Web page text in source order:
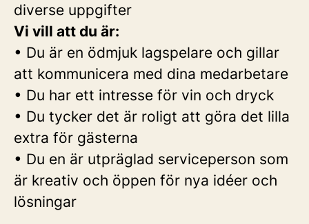
diverse uppgifter
Vi vill att du är:
• Du är en ödmjuk lagspelare och gillar
att kommunicera med dina medarbetare
• Du har ett intresse för vin och dryck
• Du tycker det är roligt att göra det lilla
extra för gästerna
• Du en är utpräglad serviceperson som
är kreativ och öppen för nya idéer och
lösningar